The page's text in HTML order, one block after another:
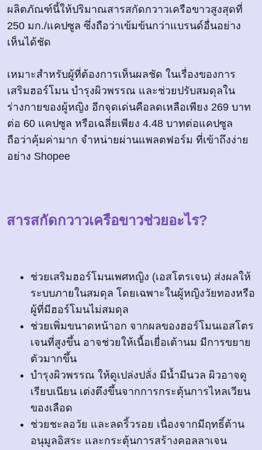
ผลิตภัณฑ์นี้ให้ปริมาณสารสกัดกวาวเครือขาวสูงสุดที่
250 มก./แคปซูล ซึ่งถือว่าเข้มข้นกว่าแบรนด์อื่นอย่าง
เห็นได้ชัด
เหมาะสำหรับผู้ที่ต้องการเห็นผลชัด ในเรื่องของการ
เสริมฮอร์โมน บำรุงผิวพรรณ และช่วยปรับสมดุลใน
ร่างกายของผู้หญิง อีกจุดเด่นคือลดเหลือเพียง 269 บาท
ต่อ 60 แคปซูล หรือเฉลี่ยเพียง 4.48 บาทต่อแคปซูล
ถือว่าคุ้มค่ามาก จำหน่ายผ่านแพลตฟอร์ม ที่เข้าถึงง่าย
อย่าง Shopee
สารสกัดกวาวเครือขาวช่วยอะไร?
ช่วยเสริมฮอร์โมนเพศหญิง (เอสโตรเจน) ส่งผลให้
ระบบภายในสมดุล โดยเฉพาะในผู้หญิงวัยทองหรือ
ผู้ที่มีฮอร์โมนไม่สมดุล
ช่วยเพิ่มขนาดหน้าอก จากผลของฮอร์โมนเอสโตร
เจนที่สูงขึ้น อาจช่วยให้เนื้อเยื่อเต้านม มีการขยาย
ตัวมากขึ้น
บำรุงผิวพรรณ ให้ดูเปล่งปลั่ง มีน้ำมีนวล ผิวอาจดู
เรียบเนียน เต่งตึงขึ้นจากการกระตุ้นการไหลเวียน
ของเลือด
ช่วยชะลอวัย และลดริ้วรอย เนื่องจากมีฤทธิ์ต้าน
อนุมูลอิสระ และกระตุ้นการสร้างคอลลาเจน